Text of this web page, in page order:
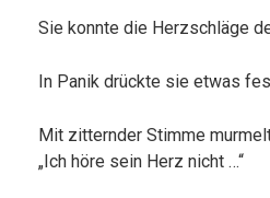
Sie konnte die Herzschläge
In Panik drückte sie etwas
Mit zitternder Stimme
„Ich höre sein Herz nicht …“